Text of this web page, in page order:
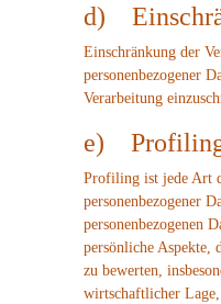
d)
Einschränkung der
personenbezogener
Verarbeitung
e)
Profiling ist jede Art
personenbezogener
personenbezogenen
persönliche Aspekte,
zu bewerten,
wirtschaftlicher